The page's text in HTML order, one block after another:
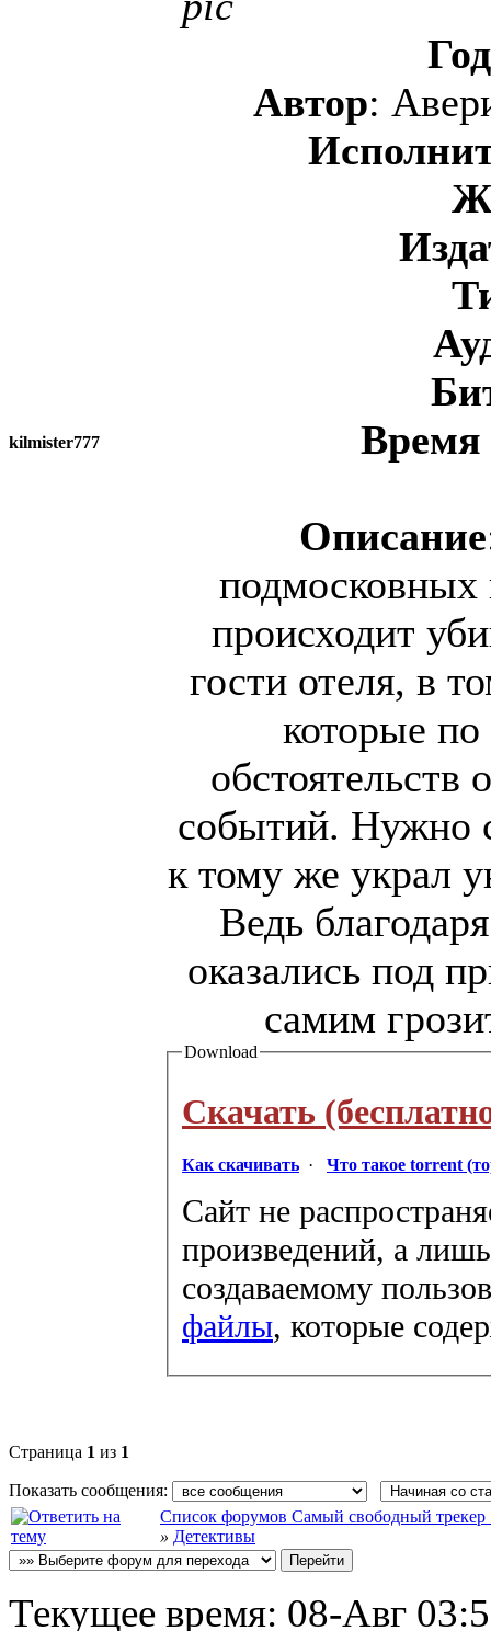
kilmister777
Автор:
Время
Описание
подмосковных
происходит
гости отеля, в
которые
обстоятельств
событий. Нужно
к тому же украл
Ведь
оказались под
самим
Download
Скачать
Как скачивать · Что такое torrent
Сайт не
произведений, а
создаваемому
файлы, которые
Страница 1 из 1
Показать сообщения:
Список форумов Самый свободный трекер
» Детективы
Текущее время: 08-Авг